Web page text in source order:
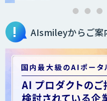
RPA管
紙帳票
「BPA2
AIsmileyからご案